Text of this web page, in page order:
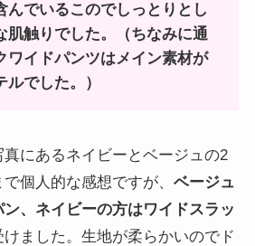
んでいるこのでしっとりとし
肌触りでした。（ちなみに通
ワイドパンツはメイン素材が
ルでした。）
にあるネイビーとベージュの2
個人的な感想ですが、 ベージュ
、ネイビーの方はワイドスラッ
けました。生地が柔らかいのでド